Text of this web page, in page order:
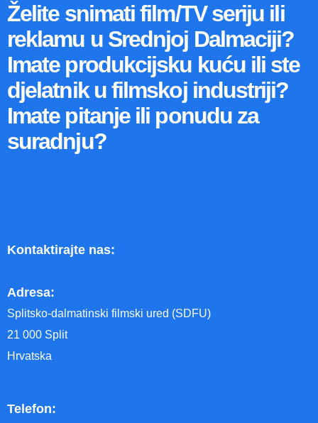
Želite snimati film/TV seriju ili
reklamu u Srednjoj Dalmaciji?
Imate produkcijsku kuću ili ste
djelatnik u filmskoj industriji?
Imate pitanje ili ponudu za
suradnju?
Kontaktirajte nas:
Adresa:
Splitsko-dalmatinski filmski ured (SDFU)
21 000 Split
Hrvatska
Telefon: